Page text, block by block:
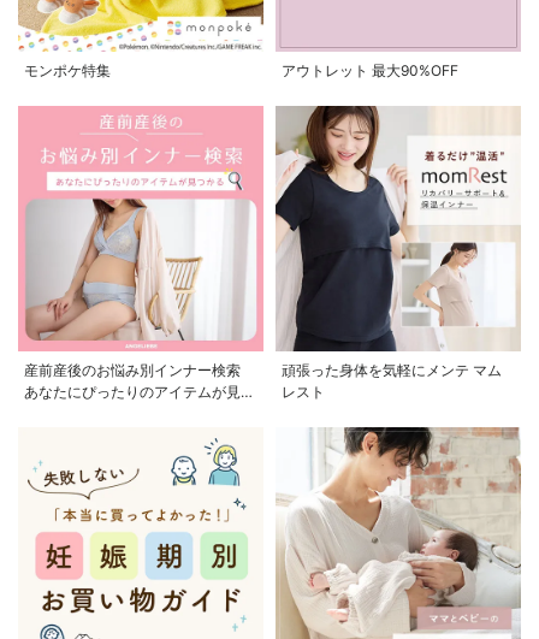
モンポケ特集 アウトレット 最大90%OFF
産前産後のお悩み別インナー検索
あなたにぴったりのアイテムが見つ
頑張った身体を気軽にメンテ マム
レスト